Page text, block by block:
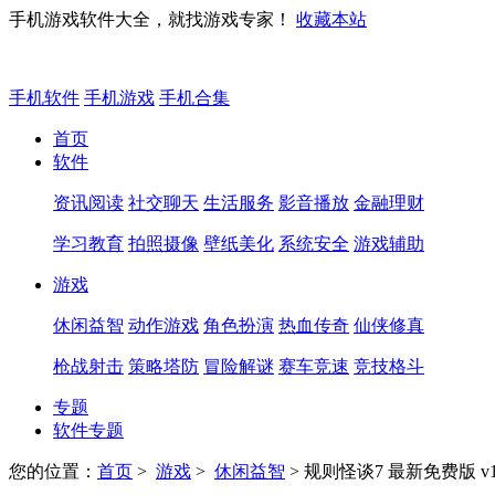
手机游戏软件大全，就找游戏专家！ 收藏本站
手机软件 手机游戏 手机合集
首页
软件
资讯阅读 社交聊天 生活服务 影音播放 金融理财
学习教育 拍照摄像 壁纸美化 系统安全 游戏辅助
游戏
休闲益智 动作游戏 角色扮演 热血传奇 仙侠修真
枪战射击 策略塔防 冒险解谜 赛车竞速 竞技格斗
专题
软件专题
您的位置： 首页 > 游戏 > 休闲益智 > 规则怪谈7 最新免费版